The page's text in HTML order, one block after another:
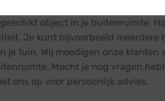
haakje aan de bovenkant,
object in je buitenruimte.
Je kunt bijvoorbeeld meerdere
je tuin. Wij moedigen onze
Mocht je nog vragen
ons op voor persoonlijk advies.